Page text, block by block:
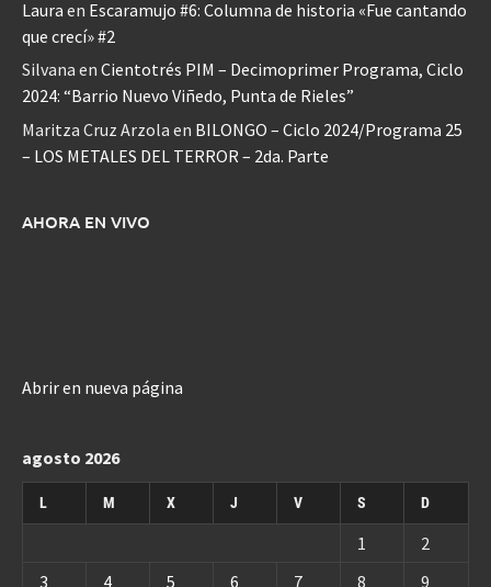
Laura en Escaramujo #6: Columna de historia «Fue cantando
que crecí» #2
Silvana en Cientotrés PIM – Decimoprimer Programa, Ciclo
2024: “Barrio Nuevo Viñedo, Punta de Rieles”
Maritza Cruz Arzola en BILONGO – Ciclo 2024/Programa 25
– LOS METALES DEL TERROR – 2da. Parte
AHORA EN VIVO
Abrir en nueva página
agosto 2026
L M X J V S D
1
2
3
4 5 6 7 8 9